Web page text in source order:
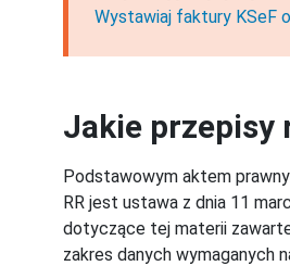
Wystawiaj faktury KSeF
Jakie przepisy
Podstawowym aktem
RR jest ustawa z dnia 11
dotyczące tej materii
zakres danych wymaganych